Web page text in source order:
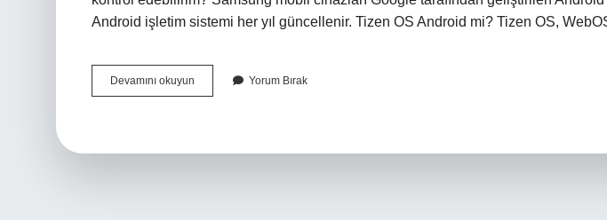
Android işletim sistemi her yıl güncellenir. Tizen OS Android mi? Tizen OS,
Devamını okuyun Samsung
Os
Yorum Bırak